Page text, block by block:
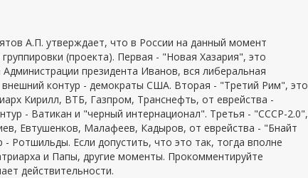
А.П. утверждает, что в России на данный момент
(проекта). Первая - "Новая Хазария", это
президента Иванов, вся либеральная
внешний контур - демократы США. Вторая - "Третий Рим", это
Кирилл, ВТБ, Газпром, Транснефть, от еврейства -
- Ватикан и "черный интернационал". Третья - "СССР-2.0",
Евтушенков, Малафеев, Кадыров, от еврейства - "Бнайт
Ротшильды. Если допустить, что это так, тогда вполне
и Папы, другие моменты. Прокомментируйте
действительности.